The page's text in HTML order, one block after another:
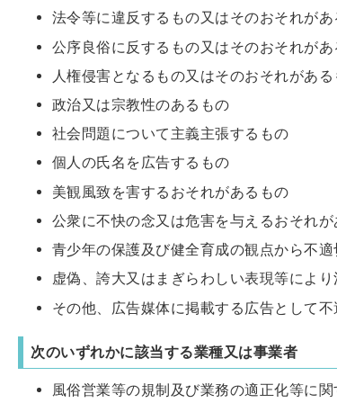
法令等に違反するもの又はそのおそれがあ
公序良俗に反するもの又はそのおそれがあ
人権侵害となるもの又はそのおそれがある
政治又は宗教性のあるもの
社会問題について主義主張するもの
個人の氏名を広告するもの
美観風致を害するおそれがあるもの
公衆に不快の念又は危害を与えるおそれ
青少年の保護及び健全育成の観点から不
虚偽、誇大又はまぎらわしい表現等によ
その他、広告媒体に掲載する広告として
次のいずれかに該当する業種又は事業者
風俗営業等の規制及び業務の適正化等に